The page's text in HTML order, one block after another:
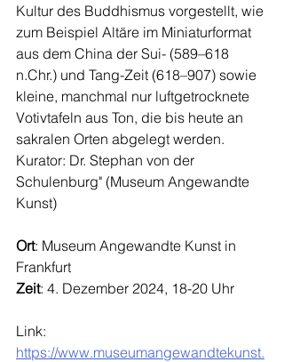
Kultur des Buddhismus vorgestellt, wie
zum Beispiel Altäre im Miniaturformat
aus dem China der Sui- (589–618
n.Chr.) und Tang-Zeit (618–907) sowie
kleine, manchmal nur luftgetrocknete
Votivtafeln aus Ton, die bis heute an
sakralen Orten abgelegt werden.
Kurator: Dr. Stephan von der
Schulenburg" (Museum Angewandte
Kunst)
Ort: Museum Angewandte Kunst in
Frankfurt
Zeit: 4. Dezember 2024, 18-20 Uhr
Link:
https://www.museumangewandtekunst.